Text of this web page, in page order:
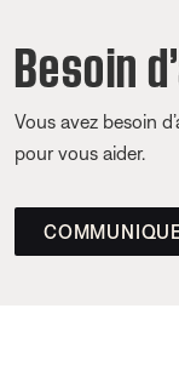
Besoin
Vous avez besoin
pour vous aider.